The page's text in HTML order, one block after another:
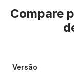
Compare
Versão